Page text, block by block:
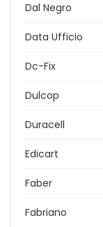
Dal Negro
Data Ufficio
Dc-Fix
Dulcop
Duracell
Edicart
Faber
Fabriano